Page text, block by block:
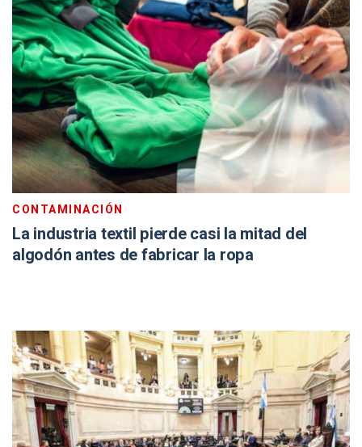
CONTAMINACIÓN
La industria textil pierde casi la mitad del
algodón antes de fabricar la ropa